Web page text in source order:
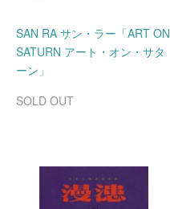
SAN RA サン・ラー「ART ON
SATURN アート・オン・サタ
ーン」
SOLD OUT